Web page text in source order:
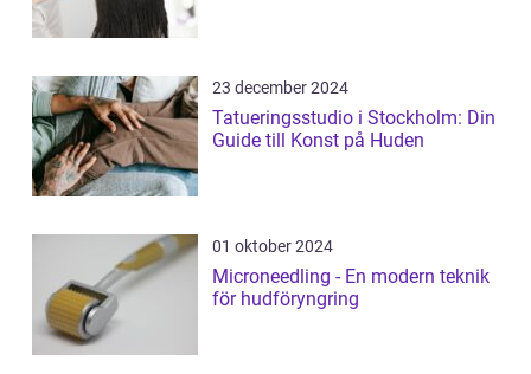
23 december 2024
Tatueringsstudio i Stockholm: Din
Guide till Konst på Huden
01 oktober 2024
Microneedling - En modern teknik
för hudföryngring